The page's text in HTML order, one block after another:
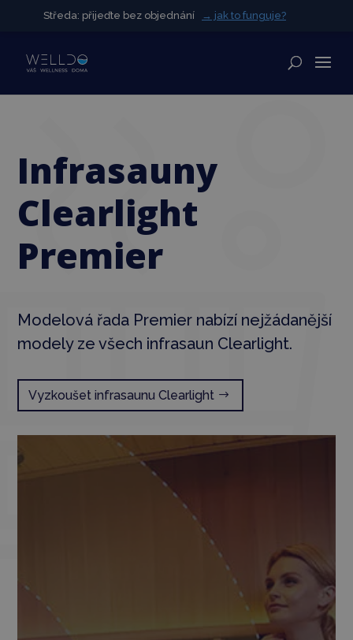
Infrasauny
Clearlight
Premier
Modelová řada Premier nabízí nejžádanější
modely ze všech infrasaun Clearlight.
Vyzkoušet infrasaunu Clearlight
10 důvodů, proč
jsou kvalitní
infrasauny
Clearlight pořád
Středa: přijeďte bez objednání → jak to funguje?
Středa: přijeďte bez objednání → jak to funguje?